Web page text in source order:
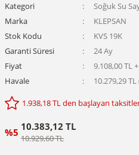
Kategori
Soğuk Su
Marka
KLEPSAN
Stok Kodu
KVS 19K
Garanti Süresi
24 Ay
Fiyat
9.108,00 TL
Havale
10.279,29
1.938,18 TL den başlayan
%5 10.383,12 TL
10.929,60 TL